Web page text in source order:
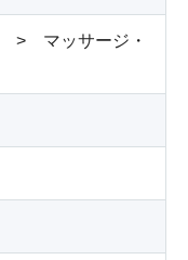
> マッサージ・